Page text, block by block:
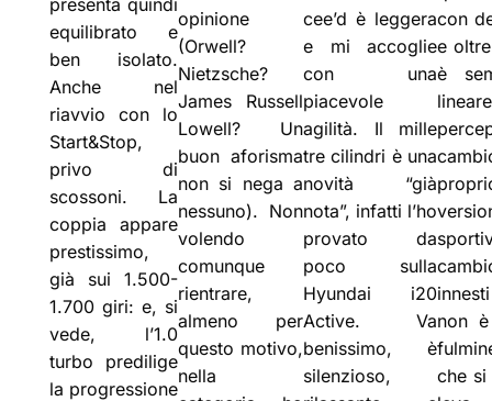
presenta quindi
equilibrato e
ben isolato.
Anche nel
riavvio con lo
Start&Stop,
privo di
scossoni. La
coppia appare
prestissimo,
già sui 1.500-
1.700 giri: e, si
vede, l’1.0
turbo predilige
la progressione
opinione
(Orwell?
Nietzsche?
James Russell
Lowell? Un
buon aforisma
non si nega a
nessuno). Non
volendo
comunque
rientrare,
almeno per
questo motivo,
nella
cee’d è leggera
e mi accoglie
con una
piacevole
agilità. Il mille
tre cilindri è una
novità “già
nota”, infatti l’ho
provato da
poco sulla
Hyundai i20
Active. Va
benissimo, è
silenzioso,
con
e
è
non
che si